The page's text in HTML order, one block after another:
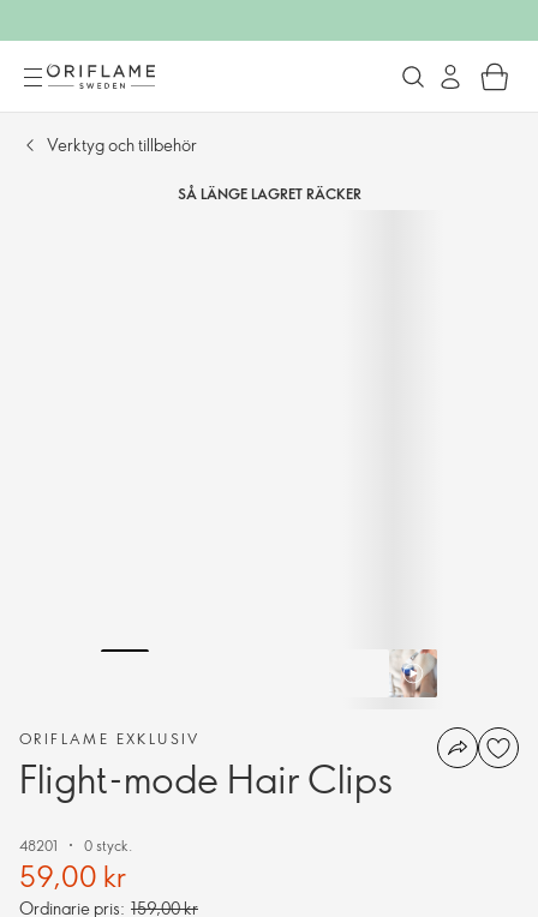
Verktyg och tillbehör
SÅ LÄNGE LAGRET RÄCKER
ORIFLAME EXKLUSIV
Flight-mode Hair Clips
48201 0 styck.
59,00 kr
Ordinarie pris: 159,00 kr